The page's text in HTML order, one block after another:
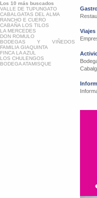
Los 10 más buscados
VALLE DE TUPUNGATO
CABALGATAS DEL ALMA
RANCHO E CUERO
CABAÑA LOS TILOS
LA MERCEDES
DON ROMULO
BODEGAS Y VIÑEDOS
FAMILIA GIAQUINTA
FINCA LA AZUL
LOS CHULENGOS
BODEGA ATAMISQUE